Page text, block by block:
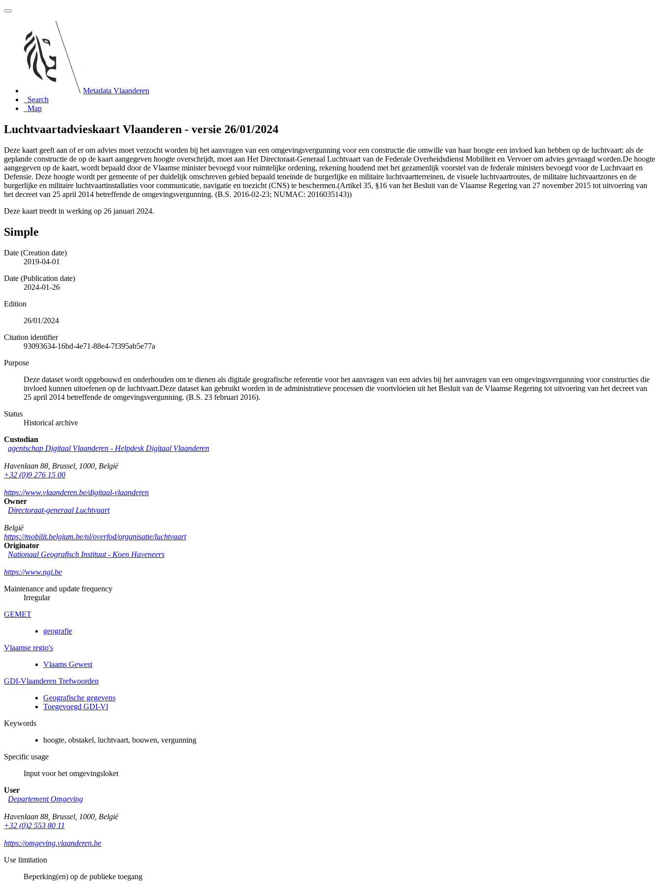
Metadata Vlaanderen
Search
Map
Luchtvaartadvieskaart Vlaanderen - versie 26/01/2024
Deze kaart geeft aan of er om advies moet verzocht worden bij het aanvragen van een omgevingsvergunning voor een constructie die omwille van haar hoogte een invloed kan hebben op de luchtvaart: als de
geplande constructie de op de kaart aangegeven hoogte overschrijdt, moet aan Het Directoraat-Generaal Luchtvaart van de Federale Overheidsdienst Mobiliteit en Vervoer om advies gevraagd worden.De hoogte
aangegeven op de kaart, wordt bepaald door de Vlaamse minister bevoegd voor ruimtelijke ordening, rekening houdend met het gezamenlijk voorstel van de federale ministers bevoegd voor de Luchtvaart en
Defensie. Deze hoogte wordt per gemeente of per duidelijk omschreven gebied bepaald teneinde de burgerlijke en militaire luchtvaartterreinen, de visuele luchtvaartroutes, de militaire luchtvaartzones en de
burgerlijke en militaire luchtvaartinstallaties voor communicatie, navigatie en toezicht (CNS) te beschermen.(Artikel 35, §16 van het Besluit van de Vlaamse Regering van 27 november 2015 tot uitvoering van
het decreet van 25 april 2014 betreffende de omgevingsvergunning. (B.S. 2016-02-23; NUMAC: 2016035143))
Deze kaart treedt in werking op 26 januari 2024.
Simple
Date (Creation date)
2019-04-01
Date (Publication date)
2024-01-26
Edition
26/01/2024
Citation identifier
93093634-16bd-4e71-88e4-7f395ab5e77a
Purpose
Deze dataset wordt opgebouwd en onderhouden om te dienen als digitale geografische referentie voor het aanvragen van een advies bij het aanvragen van een omgevingsvergunning voor constructies die
invloed kunnen uitoefenen op de luchtvaart.Deze dataset kan gebruikt worden in de administratieve processen die voortvloeien uit het Besluit van de Vlaamse Regering tot uitvoering van het decreet van
25 april 2014 betreffende de omgevingsvergunning. (B.S. 23 februari 2016).
Status
Historical archive
Custodian
agentschap Digitaal Vlaanderen - Helpdesk Digitaal Vlaanderen
Havenlaan 88 Brussel 1000 België
+32 (0)9 276 15 00
https://www.vlaanderen.be/digitaal-vlaanderen
Owner
Directoraat-generaal Luchtvaart
België
https://mobilit.belgium.be/nl/overfod/organisatie/luchtvaart
Originator
Nationaal Geografisch Instituut - Koen Haveneers
https://www.ngi.be
Maintenance and update frequency
Irregular
GEMET
geografie
Vlaamse regio's
Vlaams Gewest
GDI-Vlaanderen Trefwoorden
Geografische gegevens
Toegevoegd GDI-Vl
Keywords
hoogte, obstakel, luchtvaart, bouwen, vergunning
Specific usage
Input voor het omgevingsloket
User
Departement Omgeving
Havenlaan 88 Brussel 1000 België
+32 (0)2 553 80 11
https://omgeving.vlaanderen.be
Use limitation
Beperking(en) op de publieke toegang